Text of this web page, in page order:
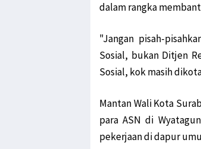
dalam rangka
"Jangan pisah-
Sosial, bukan Ditjen
Sosial, kok masih
Mantan Wali Kota
para ASN di
pekerjaan di dapur